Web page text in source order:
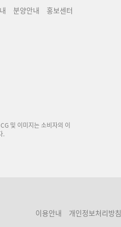
분양안내 홍보센터
및 이미지는 소비자의 이
.
이용안내 개인정보처리방침